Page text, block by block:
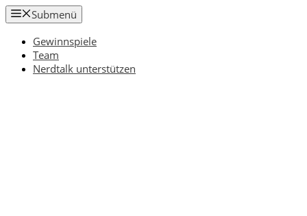
Zum
Inhalt
springen
Submenü
Gewinnspiele
Team
Nerdtalk unterstützen